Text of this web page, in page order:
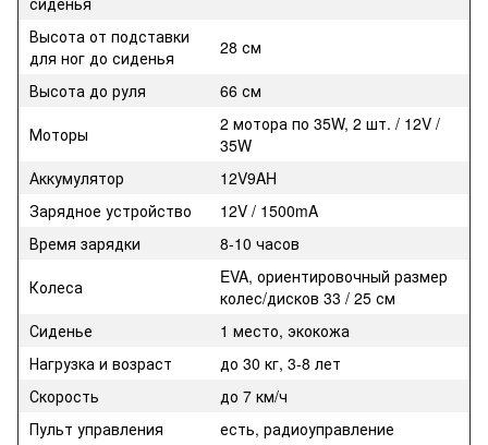
Высота от подставки
для ног до сиденья
28 см
Высота до руля
66 см
Моторы
2 мотора по 35W, 2 шт. / 12V /
35W
Аккумулятор
12V9AH
Зарядное устройство
12V / 1500mA
Время зарядки
8-10 часов
Колеса
EVA, ориентировочный размер
колес/дисков 33 / 25 см
Сиденье
1 место, экокожа
Нагрузка и возраст
до 30 кг, 3-8 лет
Скорость
до 7 км/ч
Пульт управления
есть, радиоуправление